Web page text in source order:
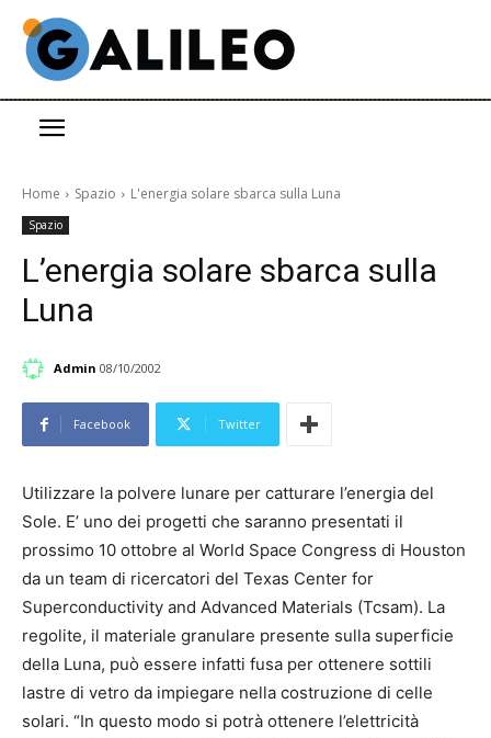
Home Spazio L'energia solare sbarca sulla Luna
Spazio
L’energia solare sbarca sulla
Luna
Admin 08/10/2002
Facebook Twitter
Utilizzare la polvere lunare per catturare l’energia del
Sole. E’ uno dei progetti che saranno presentati il
prossimo 10 ottobre al World Space Congress di Houston
da un team di ricercatori del Texas Center for
Superconductivity and Advanced Materials (Tcsam). La
regolite, il materiale granulare presente sulla superficie
della Luna, può essere infatti fusa per ottenere sottili
lastre di vetro da impiegare nella costruzione di celle
solari. “In questo modo si potrà ottenere l’elettricità